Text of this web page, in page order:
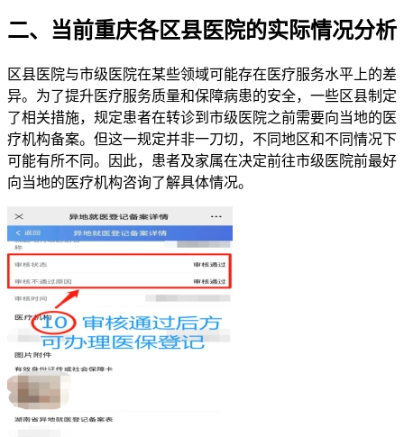
二、当前重庆各区县医院的实际情况分析
区县医院与市级医院在某些领域可能存在医疗服务水平上的差
异。为了提升医疗服务质量和保障病患的安全，一些区县制定
了相关措施，规定患者在转诊到市级医院之前需要向当地的医
疗机构备案。但这一规定并非一刀切，不同地区和不同情况下
可能有所不同。因此，患者及家属在决定前往市级医院前最好
向当地的医疗机构咨询了解具体情况。